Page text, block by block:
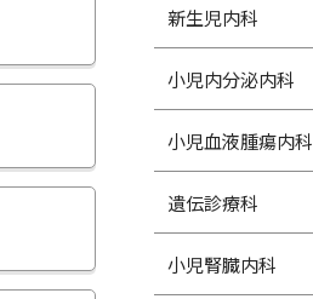
新生児内科
小児内分泌内科
小児血液腫瘍内科
遺伝診療科
小児腎臓内科